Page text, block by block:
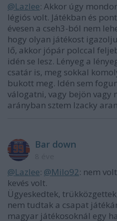
@Lazlee: Akkor úgy
légiós volt. Játékban és
évesen a cseh3-ból nem
hogy olyan játékost
lő, akkor jópár polccal
idén se lesz. Lényeg a
csatár is, meg sokkal
bukott meg. Idén sem
válogatni, vagy bejön vagy
arányban sztem Izacky
Bar down
@Lazlee: @Milo92: nem
kevés volt.
Ügyeskedtek,
nem tudtak a csapat
magyar játékosoknál egy